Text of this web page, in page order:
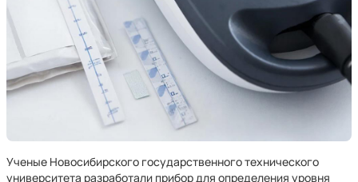
Ученые Новосибирского государственного технического
университета разработали прибор для определения уровня